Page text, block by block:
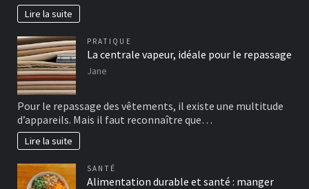
Lire la suite
PRATIQUE
La centrale vapeur, idéale pour le repassage
Jane
Pour le repassage des vêtements, il existe une multitude
d’appareils. Mais il faut reconnaître que…
Lire la suite
SANTÉ
Alimentation durable et santé : manger